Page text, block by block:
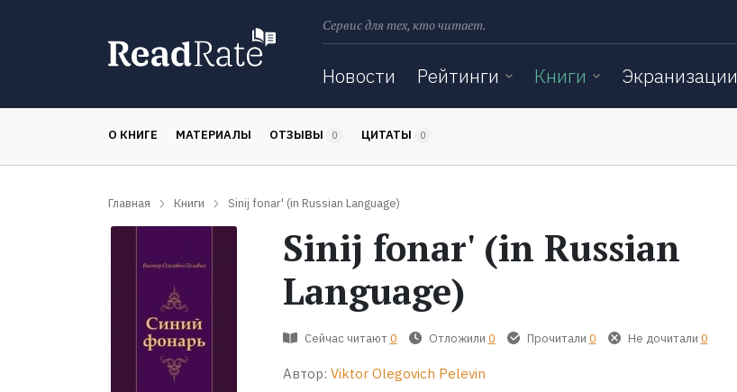
Сервис для тех, кто читает.
Новости Рейтинги Книги Экранизации
О КНИГЕ МАТЕРИАЛЫ ОТЗЫВЫ 0 ЦИТАТЫ 0
Главная Книги Sinij fonar' (in Russian Language)
Sinij fonar' (in Russian
Language)
Сейчас читают 0 Отложили 0 Прочитали 0 Не дочитали 0
Автор: Viktor Olegovich Pelevin